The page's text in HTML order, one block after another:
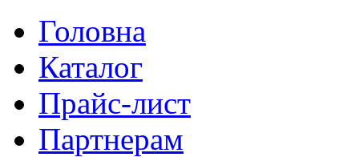
Головна
Каталог
Прайс-лист
Партнерам